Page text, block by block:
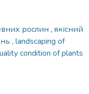
рослин , якісний
, landscaping of
condition of plants